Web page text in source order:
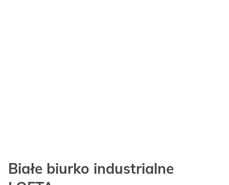
Białe biurko industrialne